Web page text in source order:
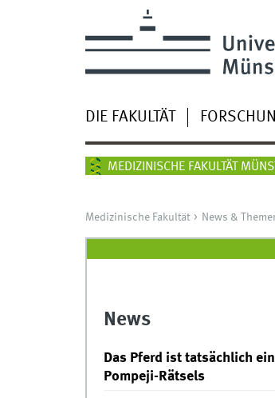
DIE FAKULTÄT
MEDIZINISCHE FAKULTÄT
Medizinische Fakultät News &
News
Das Pferd ist tatsächlich
Pompeji-Rätsels